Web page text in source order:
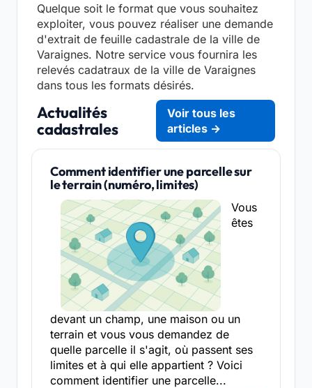
Quelque soit le format que vous souhaitez
exploiter, vous pouvez réaliser une demande
d'extrait de feuille cadastrale de la ville de
Varaignes. Notre service vous fournira les
relevés cadatraux de la ville de Varaignes
dans tous les formats désirés.
Actualités
cadastrales
Voir tous les
articles →
Comment identifier une parcelle sur
le terrain (numéro, limites)
Vous
êtes
devant un champ, une maison ou un
terrain et vous vous demandez de
quelle parcelle il s'agit, où passent ses
limites et à qui elle appartient ? Voici
comment identifier une parcelle...